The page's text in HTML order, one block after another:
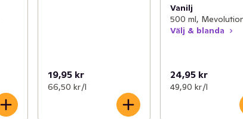
19,95 kr
66,50 kr /l
Vanilj
500 ml,
Välj & blanda
24,95 kr
49,90 kr /l